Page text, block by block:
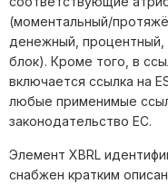
(моментальный/
денежный,
блок). Кроме того, в
включается ссылка на
любые применимые
законодательство ЕС.
Элемент XBRL
снабжен кратким